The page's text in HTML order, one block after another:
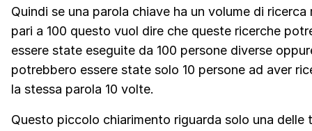
Quindi se una parola chiave ha un volume di ricerca
pari a 100 questo vuol dire che queste ricerche
essere state eseguite da 100 persone diverse
potrebbero essere state solo 10 persone ad aver
la stessa parola 10 volte.
Questo piccolo chiarimento riguarda solo una delle